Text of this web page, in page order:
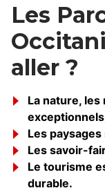
Les
aller ?
La nature,
Les
Les savoir-
Le tourisme
durable.